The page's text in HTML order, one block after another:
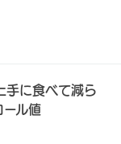
手に食べて減ら
ール値